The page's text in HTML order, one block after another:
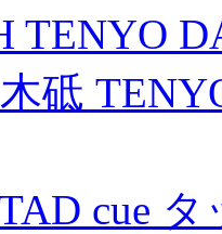
TENYO
砥
cue